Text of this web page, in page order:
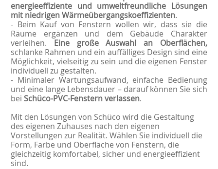
energieeffiziente und umweltfreundliche Lösungen
mit niedrigen Wärmeübergangskoeffizienten.
- Beim Kauf von Fenstern wollen wir, dass sie die
Räume ergänzen und dem Gebäude Charakter
verleihen. Eine große Auswahl an Oberflächen,
schlanke Rahmen und ein auffälliges Design sind eine
Möglichkeit, vielseitig zu sein und die eigenen Fenster
individuell zu gestalten.
- Minimaler Wartungsaufwand, einfache Bedienung
und eine lange Lebensdauer – darauf können Sie sich
beiSchüco-PVC-Fenstern verlassen.
Mit den Lösungen von Schüco wird die Gestaltung
des eigenen Zuhauses nach den eigenen
Vorstellungen zur Realität. Wählen Sie individuell die
Form, Farbe und Oberfläche von Fenstern, die
gleichzeitig komfortabel, sicher und energieeffizient
sind.